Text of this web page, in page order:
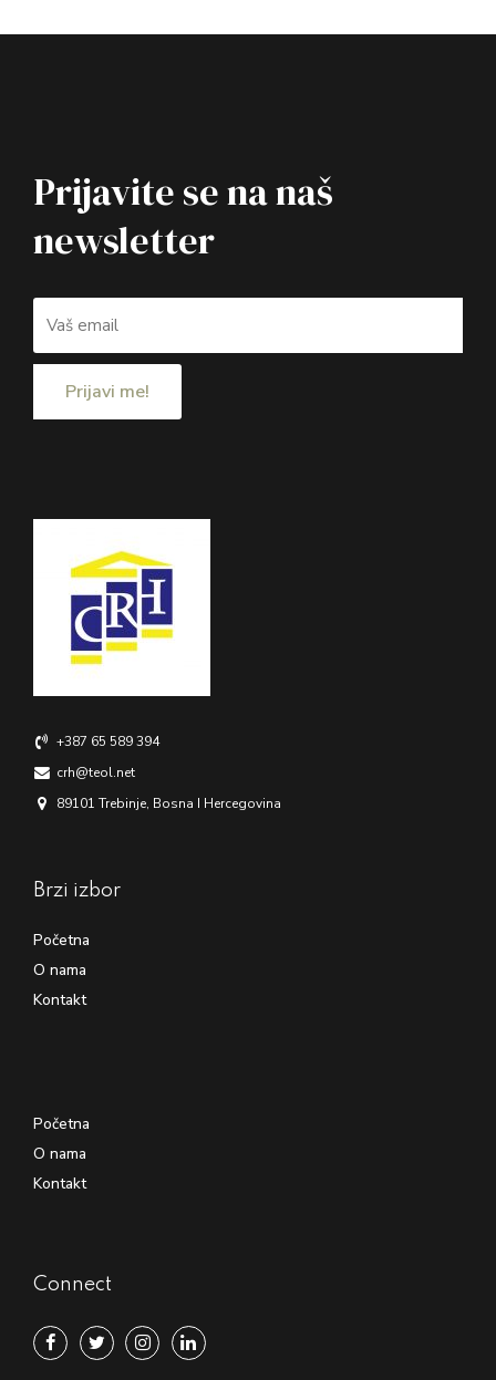
Prijavite se na naš
newsletter
+387 65 589 394
crh@teol.net
89101 Trebinje, Bosna I Hercegovina
Brzi izbor
Početna
O nama
Kontakt
Početna
O nama
Kontakt
Connect